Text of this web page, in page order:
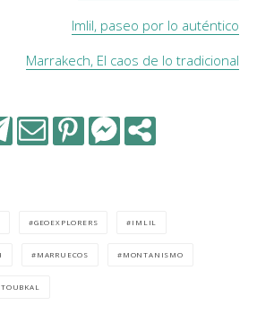
Imlil, paseo por lo auténtico
Marrakech, El caos de lo tradicional
GEOEXPLORERS IMLIL
MARRUECOS MONTANISMO
TOUBKAL